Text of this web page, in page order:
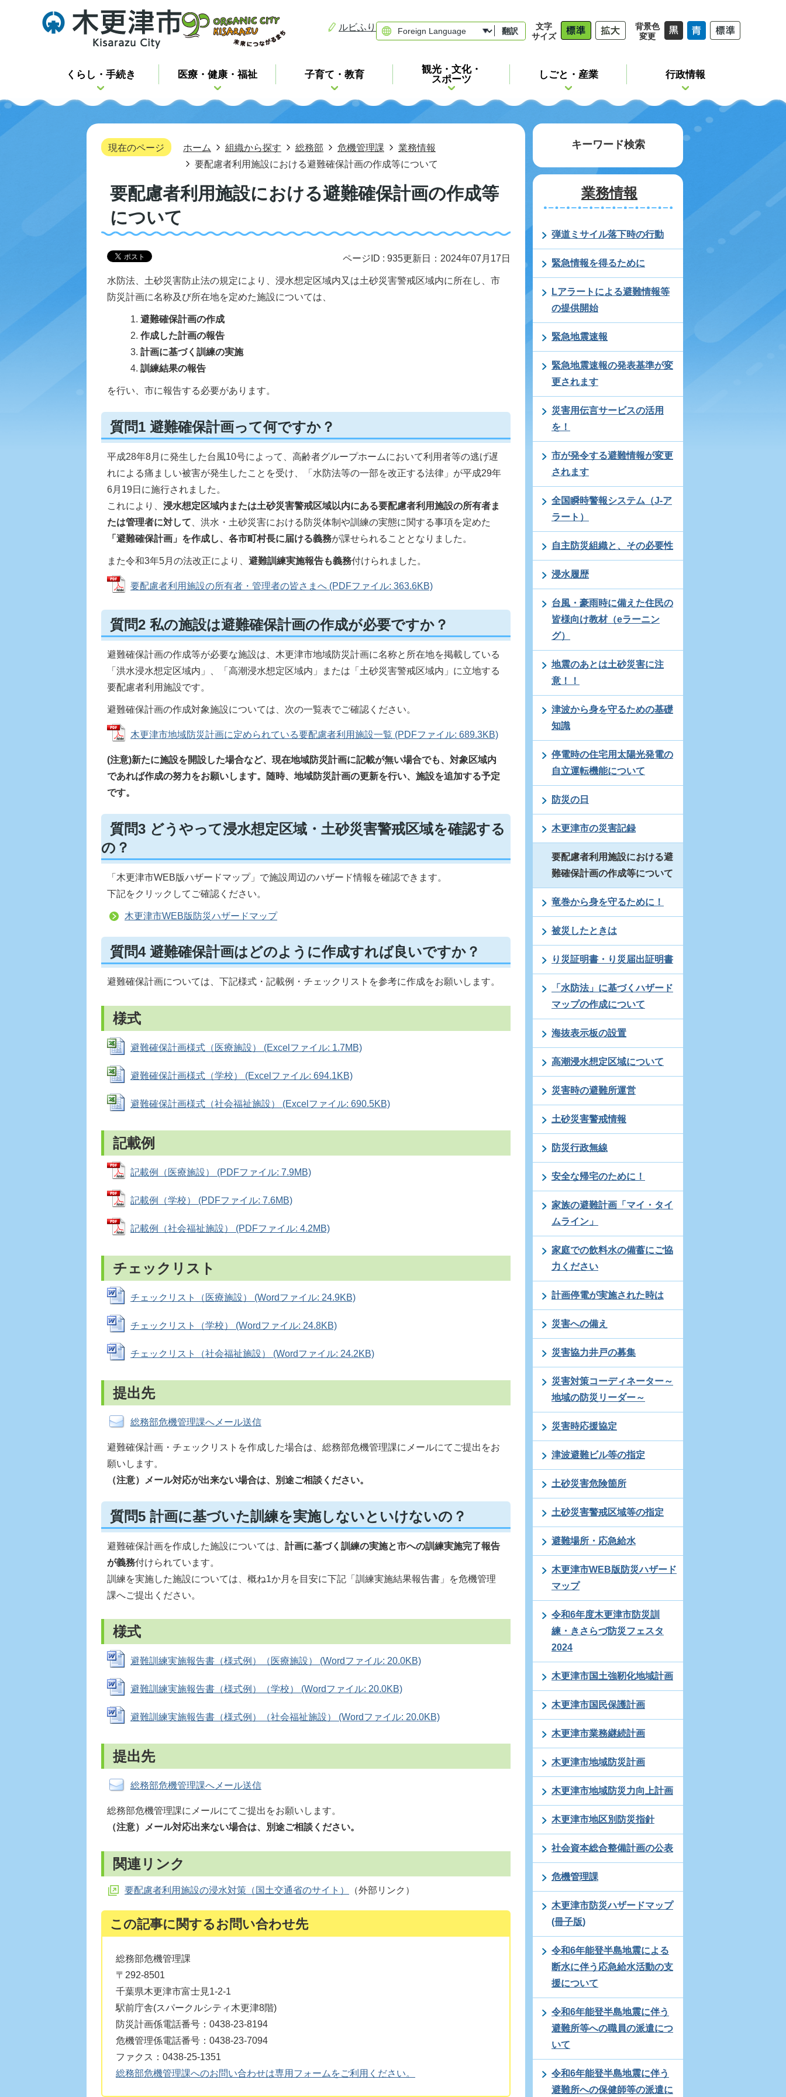
ルビふり 翻訳
文字
サイズ
背景色
変更
くらし・手続き 医療・健康・福祉 子育て・教育
観光・文化・
スポーツ
しごと・産業 行政情報
現在のページ ホーム 組織から探す 総務部 危機管理課
業務情報
要配慮者利用施設における避難確保計画の作成等について
要配慮者利用施設における避難確保計画の作成等
について
ページID : 935更新日：2024年07月17日
水防法、土砂災害防止法の規定により、浸水想定区域内又は土砂災害警戒区域内に所在し、市
防災計画に名称及び所在地を定めた施設については、
避難確保計画の作成
作成した計画の報告
計画に基づく訓練の実施
訓練結果の報告
を行い、市に報告する必要があります。
質問1 避難確保計画って何ですか？
平成28年8月に発生した台風10号によって、高齢者グループホームにおいて利用者等の逃げ遅
れによる痛ましい被害が発生したことを受け、「水防法等の一部を改正する法律」が平成29年
6月19日に施行されました。
これにより、 浸水想定区域内または土砂災害警戒区域以内にある要配慮者利用施設の所有者ま
たは管理者に対して 、洪水・土砂災害における防災体制や訓練の実態に関する事項を定めた
「避難確保計画」を作成し、各市町村長に届ける義務が課せられることとなりました。
また令和3年5月の法改正により、 避難訓練実施報告も義務付けられました。
要配慮者利用施設の所有者・管理者の皆さまへ (PDFファイル: 363.6KB)
質問2 私の施設は避難確保計画の作成が必要ですか？
避難確保計画の作成等が必要な施設は、木更津市地域防災計画に名称と所在地を掲載している
「洪水浸水想定区域内」、「高潮浸水想定区域内」または「土砂災害警戒区域内」に立地する
要配慮者利用施設です。
避難確保計画の作成対象施設については、次の一覧表でご確認ください。
木更津市地域防災計画に定められている要配慮者利用施設一覧 (PDFファイル: 689.3KB)
(注意)新たに施設を開設した場合など、現在地域防災計画に記載が無い場合でも、対象区域内
であれば作成の努力をお願いします。随時、地域防災計画の更新を行い、施設を追加する予定
です。
質問3 どうやって浸水想定区域・土砂災害警戒区域を確認する
の？
「木更津市WEB版ハザードマップ」で施設周辺のハザード情報を確認できます。
下記をクリックしてご確認ください。
木更津市WEB版防災ハザードマップ
質問4 避難確保計画はどのように作成すれば良いですか？
避難確保計画については、下記様式・記載例・チェックリストを参考に作成をお願いします。
様式
避難確保計画様式（医療施設） (Excelファイル: 1.7MB)
避難確保計画様式（学校） (Excelファイル: 694.1KB)
避難確保計画様式（社会福祉施設） (Excelファイル: 690.5KB)
記載例
記載例（医療施設） (PDFファイル: 7.9MB)
記載例（学校） (PDFファイル: 7.6MB)
記載例（社会福祉施設） (PDFファイル: 4.2MB)
チェックリスト
チェックリスト（医療施設） (Wordファイル: 24.9KB)
チェックリスト（学校） (Wordファイル: 24.8KB)
チェックリスト（社会福祉施設） (Wordファイル: 24.2KB)
提出先
総務部危機管理課へメール送信
避難確保計画・チェックリストを作成した場合は、総務部危機管理課にメールにてご提出をお
願いします。
（注意）メール対応が出来ない場合は、別途ご相談ください。
質問5 計画に基づいた訓練を実施しないといけないの？
避難確保計画を作成した施設については、 計画に基づく訓練の実施と市への訓練実施完了報告
が義務付けられています。
訓練を実施した施設については、概ね1か月を目安に下記「訓練実施結果報告書」を危機管理
課へご提出ください。
様式
避難訓練実施報告書（様式例）（医療施設） (Wordファイル: 20.0KB)
避難訓練実施報告書（様式例）（学校） (Wordファイル: 20.0KB)
避難訓練実施報告書（様式例）（社会福祉施設） (Wordファイル: 20.0KB)
提出先
総務部危機管理課へメール送信
総務部危機管理課にメールにてご提出をお願いします。
（注意）メール対応出来ない場合は、別途ご相談ください。
関連リンク
要配慮者利用施設の浸水対策（国土交通省のサイト） （外部リンク）
この記事に関するお問い合わせ先
総務部危機管理課
〒292-8501
千葉県木更津市富士見1-2-1
駅前庁舎(スパークルシティ木更津8階)
防災計画係電話番号：0438-23-8194
危機管理係電話番号：0438-23-7094
ファクス：0438-25-1351
総務部危機管理課へのお問い合わせは専用フォームをご利用ください。
キーワード検索
業務情報
弾道ミサイル落下時の行動
緊急情報を得るために
Lアラートによる避難情報等
の提供開始
緊急地震速報
緊急地震速報の発表基準が変
更されます
災害用伝言サービスの活用
を！
市が発令する避難情報が変更
されます
全国瞬時警報システム（J-ア
ラート）
自主防災組織と、その必要性
浸水履歴
台風・豪雨時に備えた住民の
皆様向け教材（eラーニン
グ）
地震のあとは土砂災害に注
意！！
津波から身を守るための基礎
知識
停電時の住宅用太陽光発電の
自立運転機能について
防災の日
木更津市の災害記録
要配慮者利用施設における避
難確保計画の作成等について
竜巻から身を守るために！
被災したときは
り災証明書・り災届出証明書
「水防法」に基づくハザード
マップの作成について
海抜表示板の設置
高潮浸水想定区域について
災害時の避難所運営
土砂災害警戒情報
防災行政無線
安全な帰宅のために！
家族の避難計画「マイ・タイ
ムライン」
家庭での飲料水の備蓄にご協
力ください
計画停電が実施された時は
災害への備え
災害協力井戸の募集
災害対策コーディネーター～
地域の防災リーダー～
災害時応援協定
津波避難ビル等の指定
土砂災害危険箇所
土砂災害警戒区域等の指定
避難場所・応急給水
木更津市WEB版防災ハザード
マップ
令和6年度木更津市防災訓
練・きさらづ防災フェスタ
2024
木更津市国土強靭化地域計画
木更津市国民保護計画
木更津市業務継続計画
木更津市地域防災計画
木更津市地域防災力向上計画
木更津市地区別防災指針
社会資本総合整備計画の公表
危機管理課
木更津市防災ハザードマップ
(冊子版)
令和6年能登半島地震による
断水に伴う応急給水活動の支
援について
令和6年能登半島地震に伴う
避難所等への職員の派遣につ
いて
令和6年能登半島地震に伴う
避難所への保健師等の派遣に